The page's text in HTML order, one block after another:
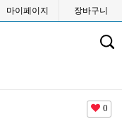
마이페이지 장바구니
0